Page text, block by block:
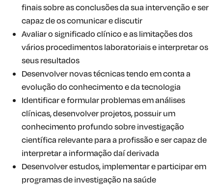
finais sobre as conclusões da sua intervenção e ser
capaz de os comunicar e discutir
Avaliar o significado clínico e as limitações dos
vários procedimentos laboratoriais e interpretar os
seus resultados
Desenvolver novas técnicas tendo em conta a
evolução do conhecimento e da tecnologia
Identificar e formular problemas em análises
clínicas, desenvolver projetos, possuir um
conhecimento profundo sobre investigação
científica relevante para a profissão e ser capaz de
interpretar a informação daí derivada
Desenvolver estudos, implementar e participar em
programas de investigação na saúde